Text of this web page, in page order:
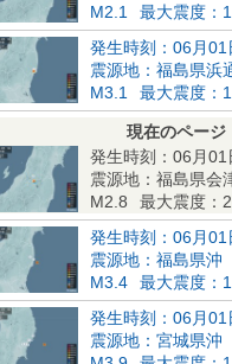
M2.1
最大震度：1
発生時刻：06月
震源地：福島県浜
M3.1
最大震度：1
現在のページ
発生時刻：06月
震源地：福島県会
M2.8
最大震度：2
発生時刻：06月
震源地：福島県沖
M3.4
最大震度：1
発生時刻：06月
震源地：宮城県沖